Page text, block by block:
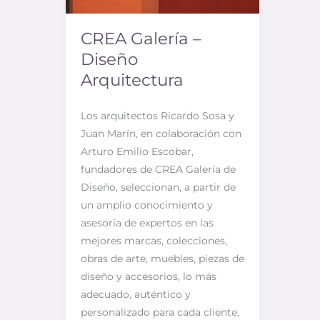
CREA Galería –
Diseño
Arquitectura
Los arquitectos Ricardo Sosa y
Juan Marín, en colaboración con
Arturo Emilio Escobar,
fundadores de CREA Galería de
Diseño, seleccionan, a partir de
un amplio conocimiento y
asesoría de expertos en las
mejores marcas, colecciones,
obras de arte, muebles, piezas de
diseño y accesorios, lo más
adecuado, auténtico y
personalizado para cada cliente,